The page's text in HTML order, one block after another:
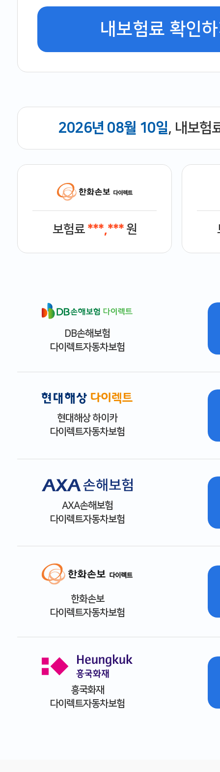
내보험료 확인
2026년 08월 10일, 내보험
보험료 ***,***원
DB손해보험
다이렉트자동차보험
현대해상 하이카
다이렉트자동차보험
AXA손해보험
다이렉트자동차보험
한화손보
다이렉트자동차보험
흥국화재
다이렉트자동차보험